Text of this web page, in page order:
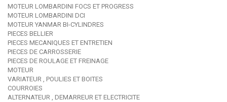
MOTEUR LOMBARDINI FOCS ET PROGRESS
MOTEUR LOMBARDINI DCI
MOTEUR YANMAR BI-CYLINDRES
PIECES BELLIER
PIECES MECANIQUES ET ENTRETIEN
PIECES DE CARROSSERIE
PIECES DE ROULAGE ET FREINAGE
MOTEUR
VARIATEUR , POULIES ET BOITES
COURROIES
ALTERNATEUR , DEMARREUR ET ELECTRICITE